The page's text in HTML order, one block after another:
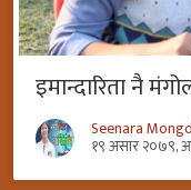
इमान्दारिता नै
Seenara
१९ असार २०७९,